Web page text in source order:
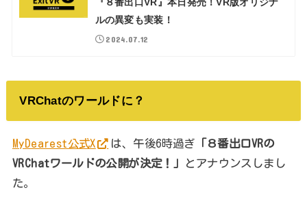
ルの異変も実装！
2024.07.12
VRChatのワールドに？
MyDearest公式X は、午後6時過ぎ 「８番出口VRの
VRChatワールドの公開が決定！」
とアナウンスしまし
た。